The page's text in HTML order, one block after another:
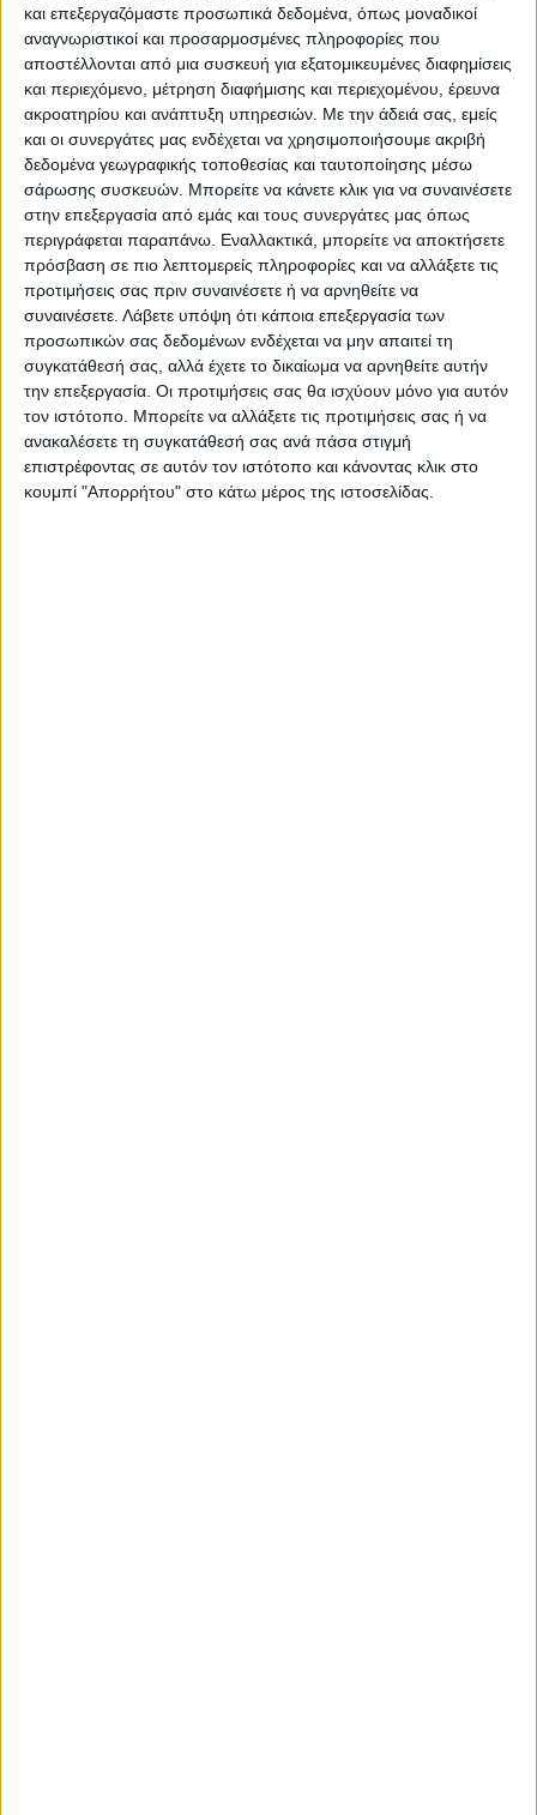
και επεξεργαζόμαστε προσωπικά δεδομένα, όπως μοναδικοί
αναγνωριστικοί και προσαρμοσμένες πληροφορίες που
αποστέλλονται από μια συσκευή για εξατομικευμένες διαφημίσεις
και περιεχόμενο, μέτρηση διαφήμισης και περιεχομένου, έρευνα
ακροατηρίου και ανάπτυξη υπηρεσιών. Με την άδειά σας, εμείς
και οι συνεργάτες μας ενδέχεται να χρησιμοποιήσουμε ακριβή
δεδομένα γεωγραφικής τοποθεσίας και ταυτοποίησης μέσω
σάρωσης συσκευών. Μπορείτε να κάνετε κλικ για να συναινέσετε
στην επεξεργασία από εμάς και τους συνεργάτες μας όπως
περιγράφεται παραπάνω. Εναλλακτικά, μπορείτε να αποκτήσετε
πρόσβαση σε πιο λεπτομερείς πληροφορίες και να αλλάξετε τις
προτιμήσεις σας πριν συναινέσετε ή να αρνηθείτε να
συναινέσετε. Λάβετε υπόψη ότι κάποια επεξεργασία των
προσωπικών σας δεδομένων ενδέχεται να μην απαιτεί τη
συγκατάθεσή σας, αλλά έχετε το δικαίωμα να αρνηθείτε αυτήν
την επεξεργασία. Οι προτιμήσεις σας θα ισχύουν μόνο για αυτόν
τον ιστότοπο. Μπορείτε να αλλάξετε τις προτιμήσεις σας ή να
ανακαλέσετε τη συγκατάθεσή σας ανά πάσα στιγμή
επιστρέφοντας σε αυτόν τον ιστότοπο και κάνοντας κλικ στο
κουμπί "Απορρήτου" στο κάτω μέρος της ιστοσελίδας.
τεστγιατη διάγνωσητου κορονοϊού.
Σύμφωνα με δημοσίευμα της Wall Street
Journal, η Roche έλαβε την επείγουσα
έγκριση από την αμερικανική κυβέρνηση για
ένα πολύ πιο αυτοματοποιημένο τεστ
ανίχνευσης κορονοϊού, που ενδεχομένως θα
επιταχύνει τη δυνατότητα να γίνονται τεστ
σε ασθενείςκατά 10 φορές.
Πηγή :insider.gr
Τελευταίες Ειδήσεις Σήμερα
Ακολούθησε την εφημερίδα ΝΕΟΣ